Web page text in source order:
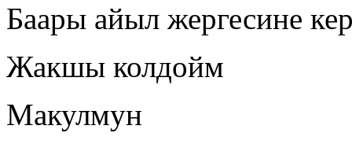
Баары айыл жергесине
Жакшы колдойм
Макулмун